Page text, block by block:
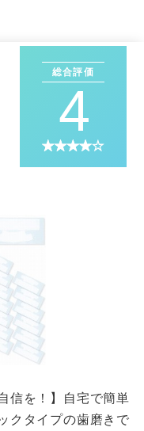
総合評価
4
信を！】自宅で簡単
クタイプの歯磨きで